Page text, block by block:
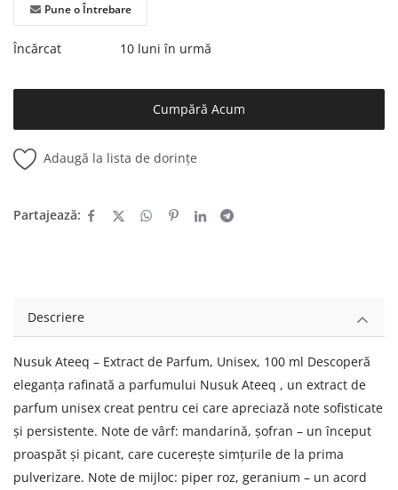
Pune o Întrebare
Încărcat 10 luni în urmă
Cumpără Acum
Adaugă la lista de dorințe
Partajează:
Descriere
Nusuk Ateeq – Extract de Parfum, Unisex, 100 ml Descoperă
eleganța rafinată a parfumului Nusuk Ateeq , un extract de
parfum unisex creat pentru cei care apreciază note sofisticate
și persistente. Note de vârf: mandarină, șofran – un început
proaspăt și picant, care cucerește simțurile de la prima
pulverizare. Note de mijloc: piper roz, geranium – un acord